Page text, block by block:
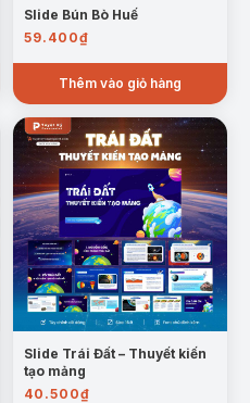
Slide Bún Bò Huế
59.400₫
Thêm vào giỏ hàng
Slide Trái Đất – Thuyết kiến
tạo mảng
40.500₫